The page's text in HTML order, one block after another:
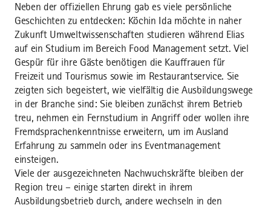
Neben der offiziellen Ehrung gab es viele persönliche
Geschichten zu entdecken: Köchin Ida möchte in naher
Zukunft Umweltwissenschaften studieren während Elias
auf ein Studium im Bereich Food Management setzt. Viel
Gespür für ihre Gäste benötigen die Kauffrauen für
Freizeit und Tourismus sowie im Restaurantservice. Sie
zeigten sich begeistert, wie vielfältig die Ausbildungswege
in der Branche sind: Sie bleiben zunächst ihrem Betrieb
treu, nehmen ein Fernstudium in Angriff oder wollen ihre
Fremdsprachenkenntnisse erweitern, um im Ausland
Erfahrung zu sammeln oder ins Eventmanagement
einsteigen.
Viele der ausgezeichneten Nachwuchskräfte bleiben der
Region treu – einige starten direkt in ihrem
Ausbildungsbetrieb durch, andere wechseln in den